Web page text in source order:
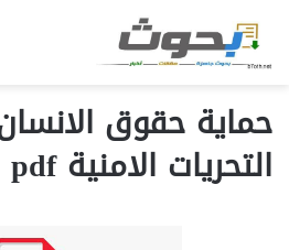
حماية حقوق
التحريات الامنية pdf